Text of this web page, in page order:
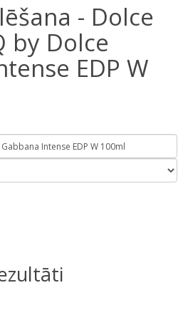
- Dolce
by Dolce
EDP W